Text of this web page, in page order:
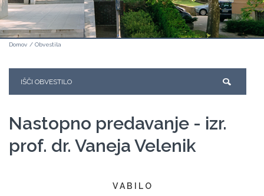
Domov / Obvestila
Nastopno predavanje - izr.
prof. dr. Vaneja Velenik
V A B I L O